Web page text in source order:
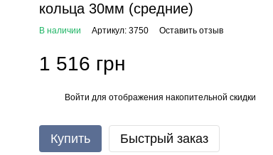
кольца 30мм (средние)
В наличии Артикул: 3750 Оставить отзыв
1 516 грн
Войти для отображения накопительной скидки
Купить Быстрый заказ